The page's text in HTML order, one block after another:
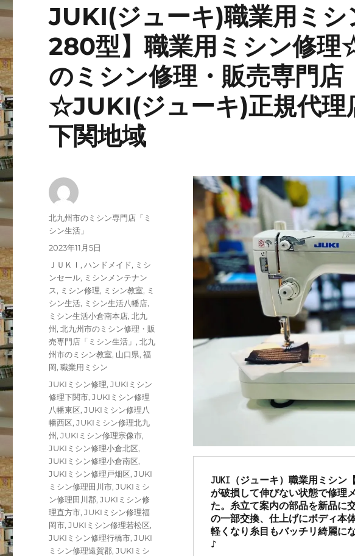
JUKI(ジューキ)職業用ミ
280型】職業用ミシン修理
のミシン修理・販売専門店
☆JUKI(ジューキ)正規代理
下関地域
JUKI（ジューキ）職業用ミシン
が破損して伸びない状態で修理
た。糸立て案内の部品を新品に
の一部交換、仕上げにボディ本
軽くなり糸目もバッチリ綺麗に
♪
投
稿
北九州市のミシン専門店「ミ
シン生活」
投
2023年11月5日
カ
テ
ゴ
リ
ー
ＪＵＫＩ ,ハンドメイド, ミシ
ンセール, ミシンメンテナン
ス, ミシン修理, ミシン教室, ミ
シン生活, ミシン生活八幡店,
ミシン生活小倉南本店,北九
州 ,北九州市のミシン修理・販
売専門店「ミシン生活」 ,北九
州市のミシン教室, 山口県,福
岡,職業用ミシン
タ
グ
JUKIミシン修理,JUKIミシン
修理下関市,JUKIミシン修理
八幡東区,JUKIミシン修理八
幡西区,JUKIミシン修理北九
州 ,JUKIミシン修理宗像市,
JUKIミシン修理小倉北区,
JUKIミシン修理小倉南区,
JUKIミシン修理戸畑区,JUKI
ミシン修理田川市,JUKIミシ
ン修理田川郡,JUKIミシン修
理直方市,JUKIミシン修理福
岡市,JUKIミシン修理若松区,
JUKIミシン修理行橋市,JUKI
ミシン修理遠賀郡,JUKIミシ